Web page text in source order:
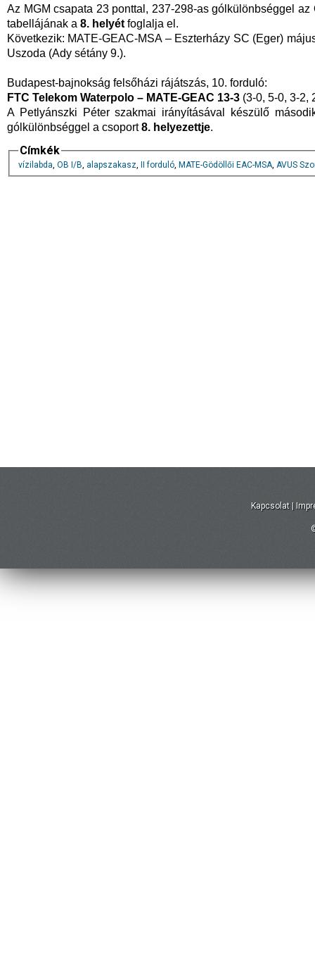
Az MGM csapata 23 ponttal, 237-298-as gólkülönbséggel
tabellájának a 8. helyétfoglalja el.
Következik: MATE-GEAC-MSA – Eszterházy SC (Eger)
Uszoda (Ady sétány 9.).
Budapest-bajnokság felsőházi rájátszás, 10. forduló:
FTC Telekom Waterpolo – MATE-GEAC 13-3 (3-0, 5-0, 3-2,
A Petlyánszki Péter szakmai irányításával készülő
gólkülönbséggel a csoport8. helyezettje.
Címkék
vízilabda, OB I/B, alapszakasz, II forduló, MATE-Gödöllői EAC-MSA, AVUS
Kapcsolat |